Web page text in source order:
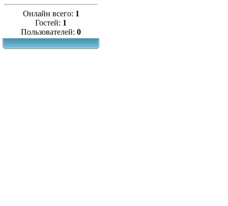
Онлайн всего: 1
Гостей: 1
Пользователей: 0